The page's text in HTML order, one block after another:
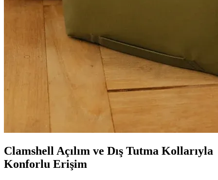
Clamshell Açılım ve Dış Tutma Kollarıyla
Konforlu Erişim